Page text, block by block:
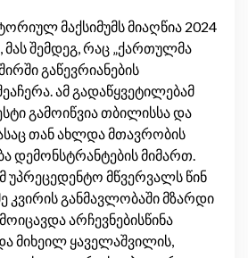
მაქსიმუმს მიაღწია 2024
მას შემდეგ, რაც „ქართულმა
გაწევრიანების
ამ გადაწყვეტილებამ
გამოიწვია თბილისსა და
თან ახლდა მთავრობის
დემონსტრანტების მიმართ.
უპრეცედენტო მწვერვალს წინ
კვირის განმავლობაში მზარდი
არჩევნებისწინა
მიხეილ ყაველაშვილის,